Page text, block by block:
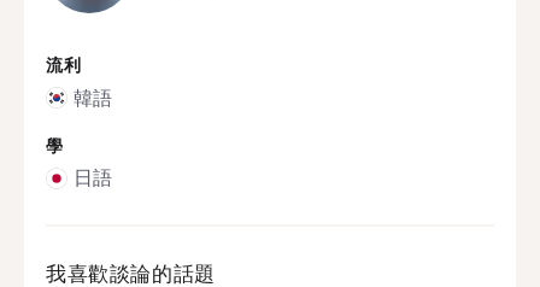
流利
韓語
學
日語
我喜歡談論的話題